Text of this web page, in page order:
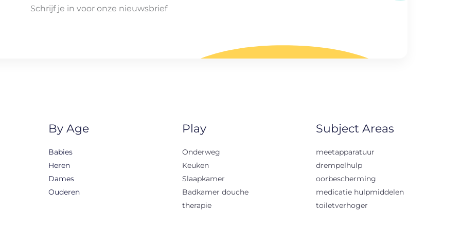
Schrijf je in voor onze nieuwsbrief
By Age
Babies
Heren
Dames
Ouderen
Play
Onderweg
Keuken
Slaapkamer
Badkamer douche
therapie
Subject Areas
meetapparatuur
drempelhulp
oorbescherming
medicatie hulpmiddelen
toiletverhoger